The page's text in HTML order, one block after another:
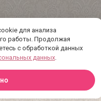
для анализа
работы. Продолжая
с обработкой данных
данных.